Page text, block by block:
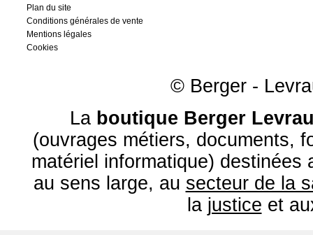
Plan du site
Conditions générales de vente
Mentions légales
Cookies
© Berger -
La boutique Berger
(ouvrages métiers, documents,
matériel informatique) destinées
au sens large, au secteur de la
la justice et